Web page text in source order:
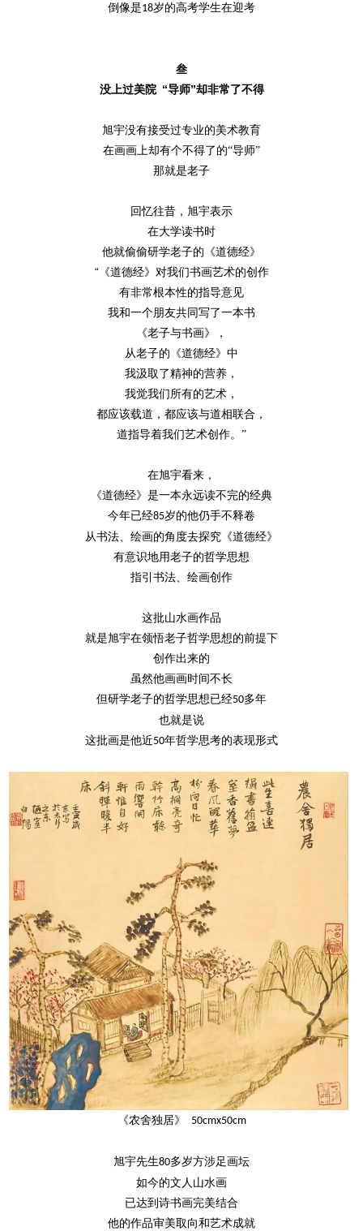
倒像是18岁的高考学生在迎考
叁
没上过美院 “导师”却非常了不得
旭宇没有接受过专业的美术教育
在画画上却有个不得了的“导师”
那就是老子
回忆往昔，旭宇表示
在大学读书时
他就偷偷研学老子的《道德经》
“《道德经》对我们书画艺术的创作
有非常根本性的指导意见
我和一个朋友共同写了一本书
《老子与书画》，
从老子的《道德经》中
我汲取了精神的营养，
我觉我们所有的艺术，
都应该载道，都应该与道相联合，
道指导着我们艺术创作。 ”
在旭宇看来，
《道德经》是一本永远读不完的经典
今年已经85岁的他仍手不释卷
从书法、绘画的角度去探究《道德经》
有意识地用老子的哲学思想
指引书法、绘画创作
这批山水画作品
就是旭宇在领悟老子哲学思想的前提下
创作出来的
虽然他画画时间不长
但研学老子的哲学思想已经50多年
也就是说
这批画是他近50年哲学思考的表现形式
《农舍独居》 50cmx50cm
旭宇先生80多岁方涉足画坛
如今的文人山水画
已达到诗书画完美结合
他的作品审美取向和艺术成就